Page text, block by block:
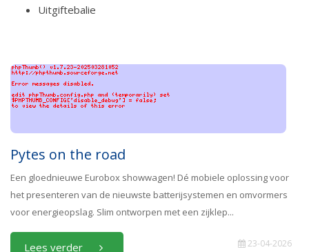
Uitgiftebalie
Pytes on the road
Een gloednieuwe Eurobox showwagen! Dé mobiele oplossing voor
het presenteren van de nieuwste batterijsystemen en omvormers
voor energieopslag. Slim ontworpen met een zijklep...
Lees verder 23-04-2026